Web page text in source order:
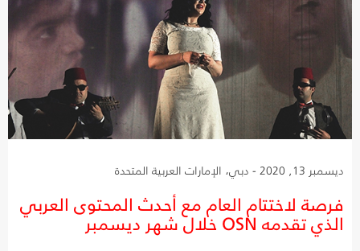
ديسمبر 13, 2020 - دبي، الإمارات العربية المتحدة
فرصة لاختتام العام مع أحدث المحتوى العربي
الذي تقدمه OSN خلال شهر ديسمبر